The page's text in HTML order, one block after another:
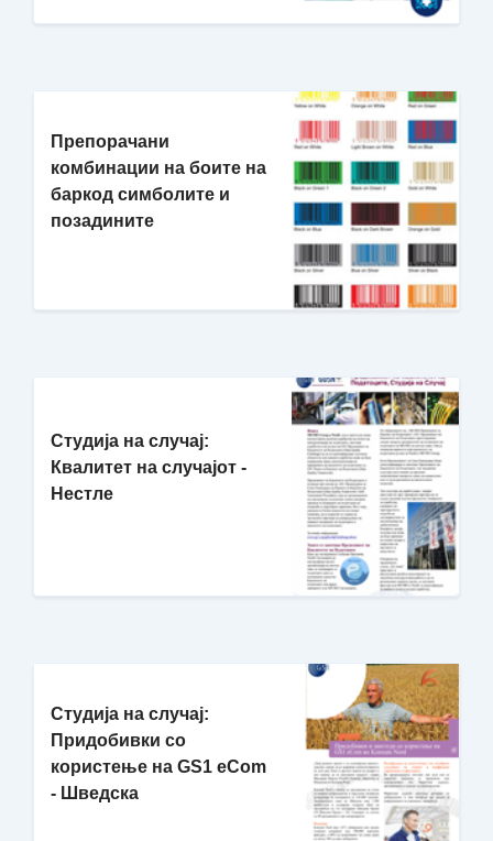
Препорачани
комбинации на боите на
баркод симболите и
позадините
Студија на случај:
Квалитет на случајот -
Нестле
Студија на случај:
Придобивки со
користење на GS1 eCom
- Шведска